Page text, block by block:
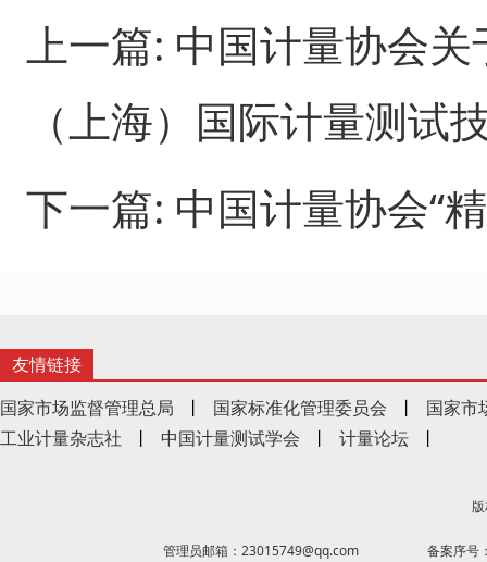
上一篇: 中国计量协会
（上海）国际计量测试
下一篇: 中国计量协会“
友情链接
国家市场监督管理总局
丨 国家标准化管理委员会 丨
国家市
工业计量杂志社
丨 中国计量测试学会 丨 计量论坛 丨
管理员邮箱：23015749@qq.com 备案序号